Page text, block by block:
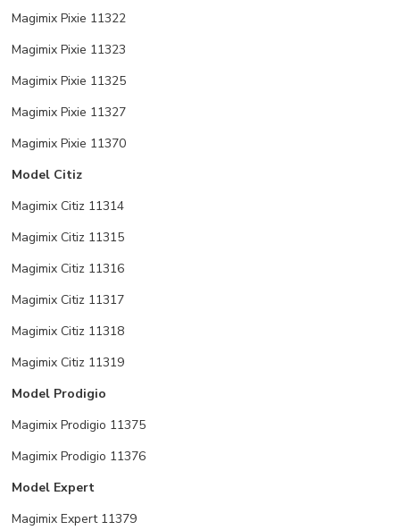
Magimix Pixie 11322
Magimix Pixie 11323
Magimix Pixie 11325
Magimix Pixie 11327
Magimix Pixie 11370
Model Citiz
Magimix Citiz 11314
Magimix Citiz 11315
Magimix Citiz 11316
Magimix Citiz 11317
Magimix Citiz 11318
Magimix Citiz 11319
Model Prodigio
Magimix Prodigio 11375
Magimix Prodigio 11376
Model Expert
Magimix Expert 11379